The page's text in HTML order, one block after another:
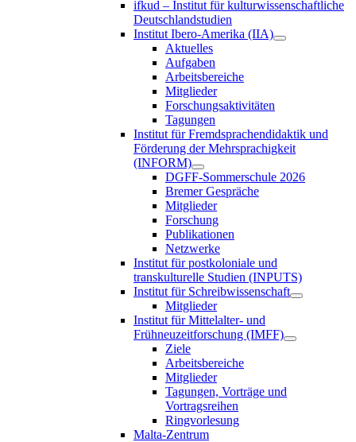
ifkud – Institut für kulturwissenschaftliche
Deutschlandstudien
Institut Ibero-Amerika (IIA)
Aktuelles
Aufgaben
Arbeitsbereiche
Mitglieder
Forschungsaktivitäten
Tagungen
Institut für Fremdsprachendidaktik und
Förderung der Mehrsprachigkeit
(INFORM)
DGFF-Sommerschule 2026
Bremer Gespräche
Mitglieder
Forschung
Publikationen
Netzwerke
Institut für postkoloniale und
transkulturelle Studien (INPUTS)
Institut für Schreibwissenschaft
Mitglieder
Institut für Mittelalter- und
Frühneuzeitforschung (IMFF)
Ziele
Arbeitsbereiche
Mitglieder
Tagungen, Vorträge und
Vortragsreihen
Ringvorlesung
Malta-Zentrum